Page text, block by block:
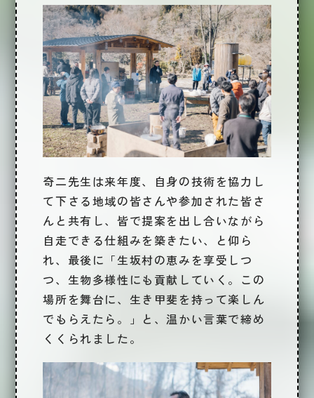
奇二先生は来年度、自身の技術を協力し
て下さる地域の皆さんや参加された皆さ
んと共有し、皆で提案を出し合いながら
自走できる仕組みを築きたい、と仰ら
れ、最後に「生坂村の恵みを享受しつ
つ、生物多様性にも貢献していく。この
場所を舞台に、生き甲斐を持って楽しん
でもらえたら。」と、温かい言葉で締め
くくられました。